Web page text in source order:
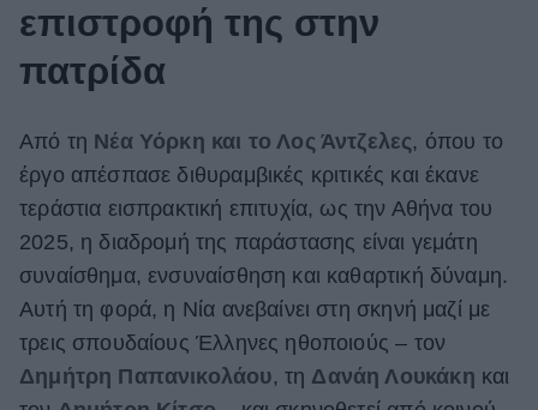
επιστροφή της στην
πατρίδα
Από τη Νέα Υόρκη και το Λος Άντζελες, όπου το
έργο απέσπασε διθυραμβικές κριτικές και έκανε
τεράστια εισπρακτική επιτυχία, ως την Αθήνα του
2025, η διαδρομή της παράστασης είναι γεμάτη
συναίσθημα, ενσυναίσθηση και καθαρτική δύναμη.
Αυτή τη φορά, η Νία ανεβαίνει στη σκηνή μαζί με
τρεις σπουδαίους Έλληνες ηθοποιούς – τον
Δημήτρη Παπανικολάου, τη Δανάη Λουκάκη και